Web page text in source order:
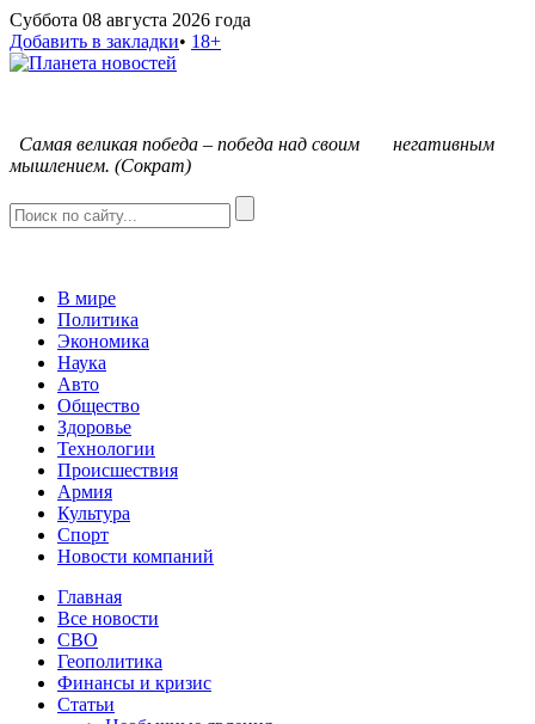
Суббота 08 августа 2026 года
Добавить в закладки• 18+
Самая великая победа – победа над своим негативным
мышлением. (Сократ)
В мире
Политика
Экономика
Наука
Авто
Общество
Здоровье
Технологии
Происшествия
Армия
Культура
Спорт
Новости компаний
Главная
Все новости
СВО
Геополитика
Финансы и кризис
Статьи